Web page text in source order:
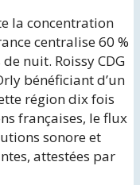
la concentration
centralise 60 %
nuit. Roissy CDG
bénéficiant d’un
région dix fois
françaises, le flux
sonore et
attestées par